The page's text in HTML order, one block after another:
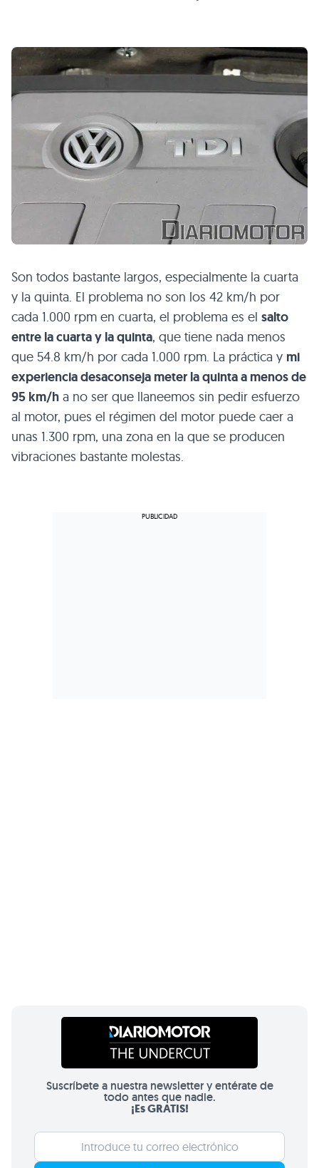
Son todos bastante largos, especialmente la cuarta
y la quinta. El problema no son los 42 km/h por
cada 1.000 rpm en cuarta, el problema es el salto
entre la cuarta y la quinta, que tiene nada menos
que 54.8 km/h por cada 1.000 rpm. La práctica y mi
experiencia desaconseja meter la quinta a menos de
95 km/h a no ser que llaneemos sin pedir esfuerzo
al motor, pues el régimen del motor puede caer a
unas 1.300 rpm, una zona en la que se producen
vibraciones bastante molestas.
Suscríbete a nuestra newsletter y entérate de
todo antes que nadie.
¡Es GRATIS!